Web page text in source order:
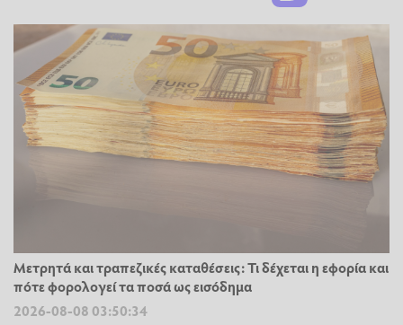
Μετρητά και τραπεζικές καταθέσεις: Τι δέχεται η εφορία και
πότε φορολογεί τα ποσά ως εισόδημα
2026-08-08 03:50:34